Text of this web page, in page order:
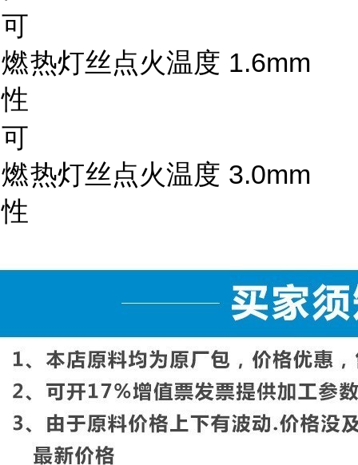
可
燃
性
热灯丝点火温度 1.6mm
可
燃
性
热灯丝点火温度 3.0mm